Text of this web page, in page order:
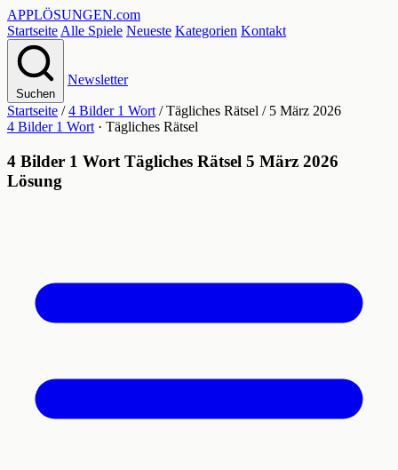
APPLÖSUNGEN.com
Startseite Alle Spiele Neueste Kategorien Kontakt
Suchen
Newsletter
Startseite / 4 Bilder 1 Wort / Tägliches Rätsel / 5 März 2026
4 Bilder 1 Wort · Tägliches Rätsel
4 Bilder 1 Wort Tägliches Rätsel 5 März 2026
Lösung